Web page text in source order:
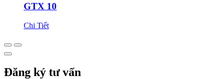
GTX 10
Chi Tiết
Đăng ký tư vấn